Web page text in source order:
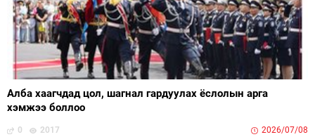
Алба хаагчдад цол, шагнал гардуулах ёслолын арга
хэмжээ боллоо
0 2017 2026/07/08